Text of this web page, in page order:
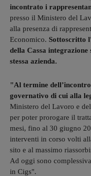
incontrato i
presso il Ministero del
alla presenza di
Economico. Sottoscritto
della Cassa
stessa azienda.
"Al termine
governativo di cui alla
Ministero del Lavoro e
per poter prorogare il
mesi, fino al 30 giugno
interventi in corso volti
sito e al massimo
Ad oggi sono
in Cigs".